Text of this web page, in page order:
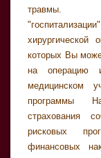
травмы.
которых Вы
на
медицинском
программы
страхования
рисковых
финансовых